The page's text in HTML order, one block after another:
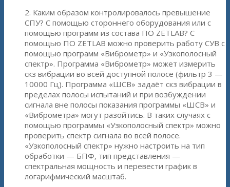
2. Каким образом контролировалось превышение
СПУ? С помощью стороннего оборудования или с
помощью программ из состава ПО ZETLAB? С
помощью ПО ZETLAB можно проверить работу СУВ с
помощью программ «Виброметр» и «Узкополосный
спектр». Программа «Виброметр» может измерить
скз вибрации во всей доступной полосе (фильтр 3 —
10000 Гц). Программа «ШСВ» задаёт скз вибрации в
пределах полосы испытаний и при возбуждении
сигнала вне полосы показания программы «ШСВ» и
«Виброметра» могут разойтись. В таких случаях с
помощью программы «Узкополосный спектр» можно
проверить спектр сигнала во всей полосе.
«Узкополосный спектр» нужно настроить на тип
обработки — БПФ, тип представления —
спектральная мощность и перевести график в
логарифмический масштаб.